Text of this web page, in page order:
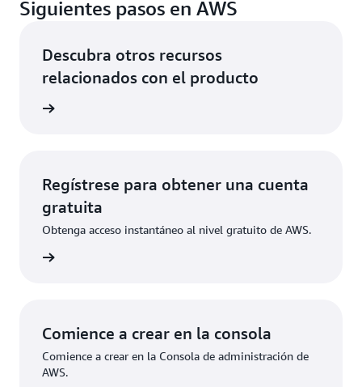
Siguientes pasos en AWS
Descubra otros recursos
relacionados con el producto
Regístrese para obtener una cuenta
gratuita
Obtenga acceso instantáneo al nivel gratuito de AWS.
Comience a crear en la consola
Comience a crear en la Consola de administración de
AWS.